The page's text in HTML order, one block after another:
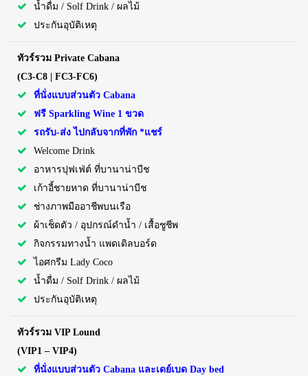
น้ำดื่ม / Solf Drink / ผลไม้
ประกันอุบัติเหตุ
ทัวร์รวม Private Cabana
(C3-C8 | FC3-FC6)
ที่นั่งแบบส่วนตัว Cabana
ฟรี Sparkling Wine 1 ขวด
รถรับ-ส่ง ไปกลับจากที่พัก *แชร์
Welcome Drink
อาหารปุฟเฟ่ต์ ที่บานาน่าบีช
เก้าอี้ชายหาด ที่บานาน่าบีช
ช่างภาพมืออาชีพบนเรือ
ผ้าเช็ดตัว / อุปกรณ์ดำน้ำ / เสื้อชูชีพ
กิจกรรมทางน้ำ แพดเดิลบอร์ด
ไอศกรีม Lady Coco
น้ำดื่ม / Solf Drink / ผลไม้
ประกันอุบัติเหตุ
ทัวร์รวม VIP Lound
(VIP1 – VIP4)
ที่นั่งแบบส่วนตัว Cabana และเดย์เบด Day bed